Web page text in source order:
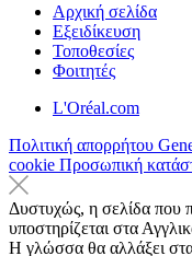
Αρχική σελίδα
Εξειδίκευση
Τοποθεσίες
Φοιτητές
L'Oréal.com
Πολιτική απορρήτου
cookie Προσωπική
Δυστυχώς, η σελίδα που
υποστηρίζεται στα
Η γλώσσα θα αλλάξει